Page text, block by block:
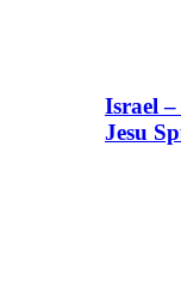
Israel –
Jesu